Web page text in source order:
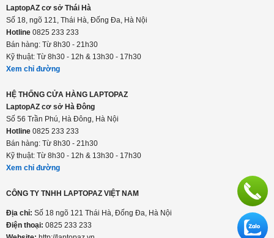
HỆ THỐNG CỬA HÀNG LAPTOPAZ
LaptopAZ cơ sở Thái Hà
Số 18, ngõ 121, Thái Hà, Đống Đa, Hà Nội
Hotline0825 233 233
Bán hàng: Từ 8h30 - 21h30
Kỹ thuật: Từ 8h30 - 12h & 13h30 - 17h30
HỆ THỐNG CỬA HÀNG LAPTOPAZ
LaptopAZ cơ sở Hà Đông
Số 56 Trần Phú, Hà Đông, Hà Nội
Hotline0825 233 233
Bán hàng: Từ 8h30 - 21h30
Kỹ thuật: Từ 8h30 - 12h & 13h30 - 17h30
Địa chỉ:Số 18 ngõ 121 Thái Hà, Đống Đa, Hà Nội
Điện thoại:0825 233 233